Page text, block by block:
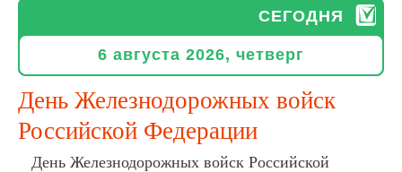
СЕГОДНЯ
6 августа 2026, четверг
День Железнодорожных войск
Российской Федерации
День Железнодорожных войск Российской